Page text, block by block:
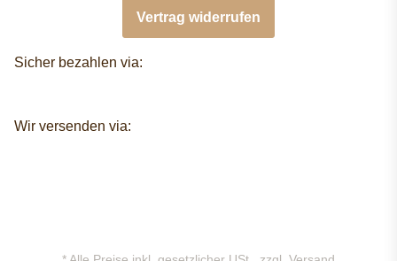
Vertrag widerrufen
Sicher bezahlen via:
Wir versenden via: